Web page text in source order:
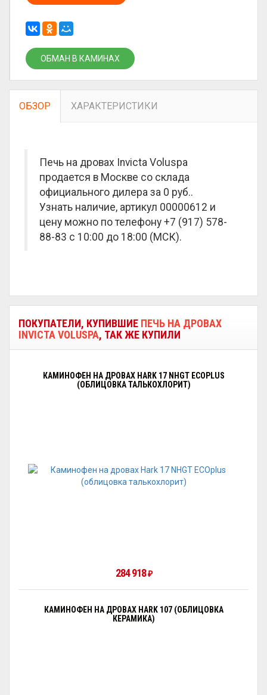
ОБМАН В КАМИНАХ
ОБЗОР ХАРАКТЕРИСТИКИ
Печь на дровах Invicta Voluspa
продается в Москве со склада
официального дилера за 0 руб..
Узнать наличие, артикул 00000612 и
цену можно по телефону +7 (917) 578-
88-83 с 10:00 до 18:00 (МСК).
ПОКУПАТЕЛИ, КУПИВШИЕ ПЕЧЬ НА ДРОВАХ
INVICTA VOLUSPA, ТАК ЖЕ КУПИЛИ
КАМИНОФЕН НА ДРОВАХ HARK 17 NHGT ECOPLUS
(ОБЛИЦОВКА ТАЛЬКОХЛОРИТ)
284 918₽
КАМИНОФЕН НА ДРОВАХ HARK 107 (ОБЛИЦОВКА
КЕРАМИКА)